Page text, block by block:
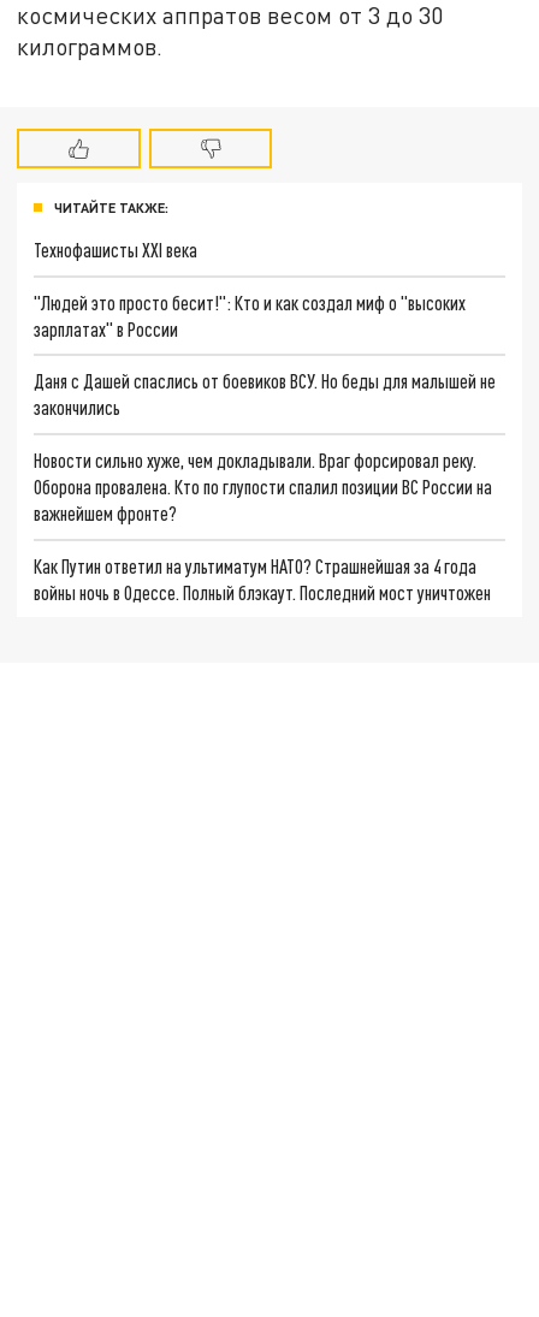
космических аппратов весом от 3 до 30
килограммов.
ЧИТАЙТЕ ТАКЖЕ:
Технофашисты XXI века
"Людей это просто бесит!": Кто и как создал миф о "высоких
зарплатах" в России
Даня с Дашей спаслись от боевиков ВСУ. Но беды для малышей не
закончились
Новости сильно хуже, чем докладывали. Враг форсировал реку.
Оборона провалена. Кто по глупости спалил позиции ВС России на
важнейшем фронте?
Как Путин ответил на ультиматум НАТО? Страшнейшая за 4 года
войны ночь в Одессе. Полный блэкаут. Последний мост уничтожен